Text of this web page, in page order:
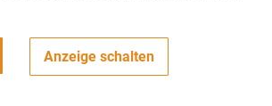
Anzeige schalten